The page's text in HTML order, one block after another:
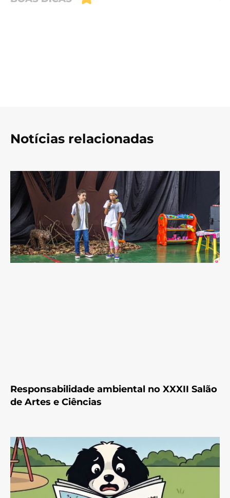
Notícias relacionadas
Responsabilidade ambiental no XXXII Salão
de Artes e Ciências